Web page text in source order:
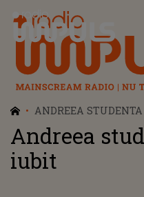
Radio Impuls
ANDREEA
Andreea
iubit